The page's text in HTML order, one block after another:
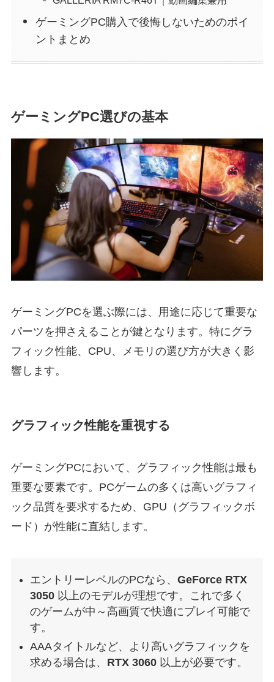
ゲーミングPC購入で後悔しないためのポイ
ントまとめ
ゲーミングPC選びの基本
ゲーミングPCを選ぶ際には、用途に応じて重要な
パーツを押さえることが鍵となります。特にグラ
フィック性能、CPU、メモリの選び方が大きく影
響します。
グラフィック性能を重視する
ゲーミングPCにおいて、グラフィック性能は最も
重要な要素です。PCゲームの多くは高いグラフィ
ック品質を要求するため、GPU（グラフィックボ
ード）が性能に直結します。
エントリーレベルのPCなら、GeForce RTX
3050 以上のモデルが理想です。これで多く
のゲームが中～高画質で快適にプレイ可能で
す。
AAAタイトルなど、より高いグラフィックを
求める場合は、 RTX 3060 以上が必要です。